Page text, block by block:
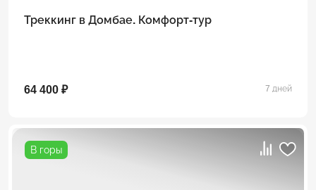
Треккинг в Домбае. Комфорт-тур
64 400 ₽ 7 дней
В горы